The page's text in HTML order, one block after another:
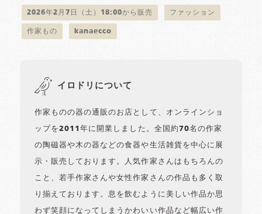
2026年2月7日（土）18:00から販売 ファッション
作家もの kanaecco
イロドリについて
作家ものの器の通販のお店として、オンラインショ
ップを2011年に開業しました。全国約70名の作家
の陶磁器や木の器などの食器や生活雑貨を中心に展
示・販売しております。人気作家さんはもちろんの
こと、若手作家さんや女性作家さんの作品も多く取
り揃えております。息を飲むように美しい作品か思
わず笑顔になってしまうかわいい作品など幅広い作